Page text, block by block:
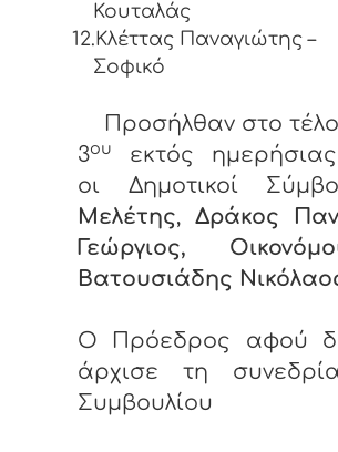
Κουταλάς
12.Κλέττας Παναγιώτης –
Σοφικό
Προσήλθαν στο
3ου
εκτός
οι Δημοτικοί
Μελέτης, Δράκος
Γεώργιος,
Βατουσιάδης
Ο Πρόεδρος αφού
άρχισε τη
Συμβουλίου